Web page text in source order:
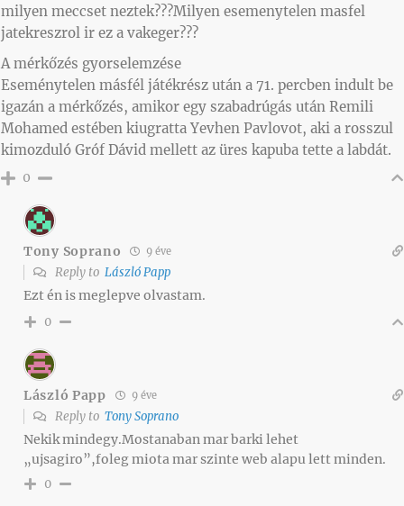
milyen meccset neztek???Milyen esemenytelen masfel
jatekreszrol ir ez a vakeger???
A mérkőzés gyorselemzése
Eseménytelen másfél játékrész után a 71. percben indult be
igazán a mérkőzés, amikor egy szabadrúgás után Remili
Mohamed estében kiugratta Yevhen Pavlovot, aki a rosszul
kimozduló Gróf Dávid mellett az üres kapuba tette a labdát.
0
Tony Soprano 9 éve
Reply to László Papp
Ezt én is meglepve olvastam.
0
László Papp 9 éve
Reply to Tony Soprano
Nekik mindegy.Mostanaban mar barki lehet
„ujsagiro”,foleg miota mar szinte web alapu lett minden.
0